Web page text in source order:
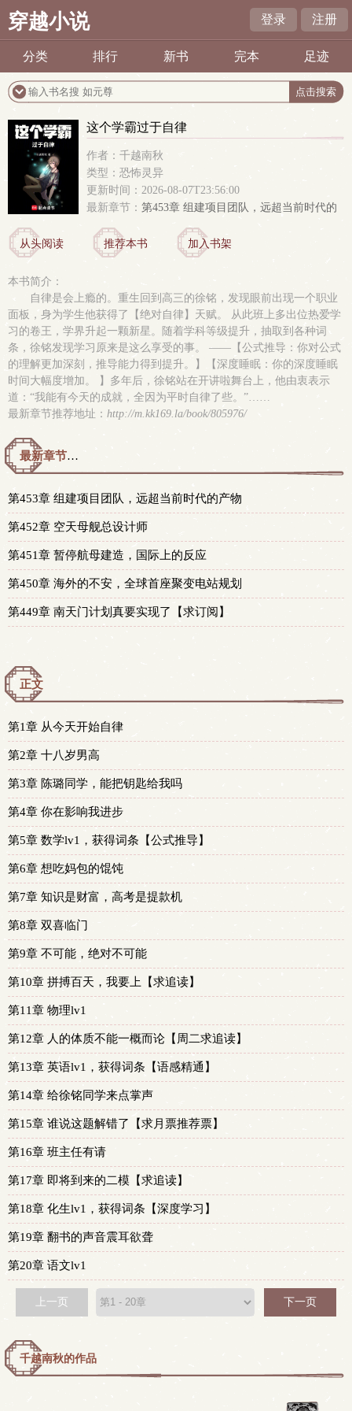
穿越小说 登录 注册
分类 排行 新书 完本 足迹
这个学霸过于自律
作者：千越南秋
类型：恐怖灵异
更新时间：2026-08-07T23:56:00
最新章节： 第453章 组建项目团队，远超当前时代的
产物
从头阅读
推荐本书 加入书架
本书简介：
自律是会上瘾的。重生回到高三的徐铭，发现眼前出现一个职业
面板，身为学生他获得了【绝对自律】天赋。 从此班上多出位热爱学
习的卷王，学界升起一颗新星。随着学科等级提升，抽取到各种词
条，徐铭发现学习原来是这么享受的事。 ——【公式推导：你对公式
的理解更加深刻，推导能力得到提升。】【深度睡眠：你的深度睡眠
时间大幅度增加。 】多年后，徐铭站在开讲啦舞台上，他由衷表示
道：“我能有今天的成就，全因为平时自律了些。”……
最新章节推荐地址： http://m.kk169.la/book/805976/
最新章节预览 更新时间：2026-08-07T23:56:00
第453章 组建项目团队，远超当前时代的产物
第452章 空天母舰总设计师
第451章 暂停航母建造，国际上的反应
第450章 海外的不安，全球首座聚变电站规划
第449章 南天门计划真要实现了【求订阅】
正文
第1章 从今天开始自律
第2章 十八岁男高
第3章 陈璐同学，能把钥匙给我吗
第4章 你在影响我进步
第5章 数学lv1，获得词条【公式推导】
第6章 想吃妈包的馄饨
第7章 知识是财富，高考是提款机
第8章 双喜临门
第9章 不可能，绝对不可能
第10章 拼搏百天，我要上【求追读】
第11章 物理lv1
第12章 人的体质不能一概而论【周二求追读】
第13章 英语lv1，获得词条【语感精通】
第14章 给徐铭同学来点掌声
第15章 谁说这题解错了【求月票推荐票】
第16章 班主任有请
第17章 即将到来的二模【求追读】
第18章 化生lv1，获得词条【深度学习】
第19章 翻书的声音震耳欲聋
第20章 语文lv1
上一页 下一页
千越南秋的作品